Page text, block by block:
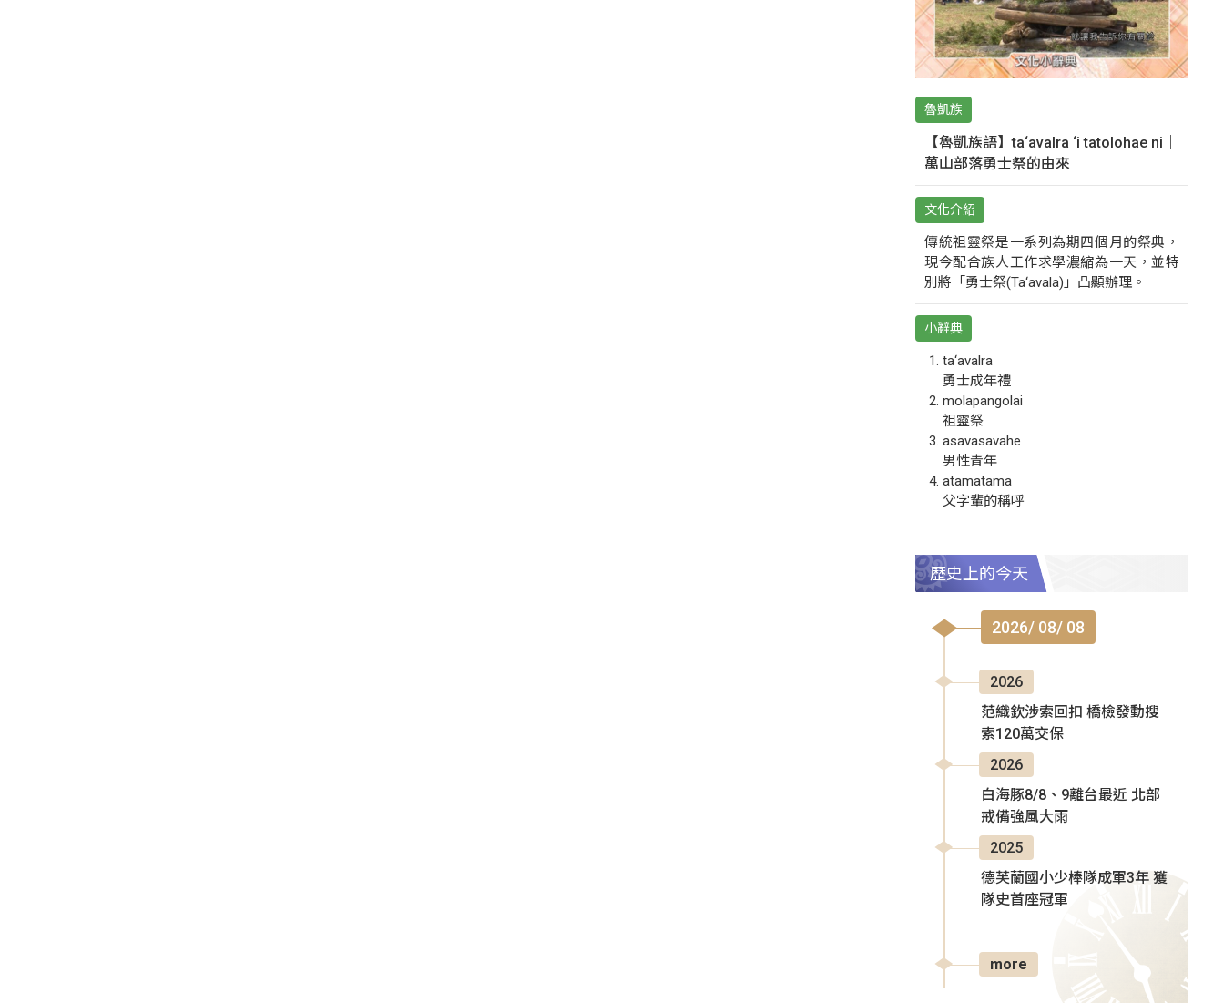
魯凱族
【魯凱族語】ta‘avalra ‘i tatolohae ni｜
萬山部落勇士祭的由來
文化介紹
傳統祖靈祭是一系列為期四個月的祭典，
現今配合族人工作求學濃縮為一天，並特
別將「勇士祭(Ta‘avala)」凸顯辦理。
小辭典
ta‘avalra
勇士成年禮
molapangolai
祖靈祭
asavasavahe
男性青年
atamatama
父字輩的稱呼
歷史上的今天
2026/ 08/ 08
2026
范織欽涉索回扣 橋檢發動搜
索120萬交保
2026
白海豚8/8、9離台最近 北部
戒備強風大雨
2025
德芙蘭國小少棒隊成軍3年 獲
隊史首座冠軍
more